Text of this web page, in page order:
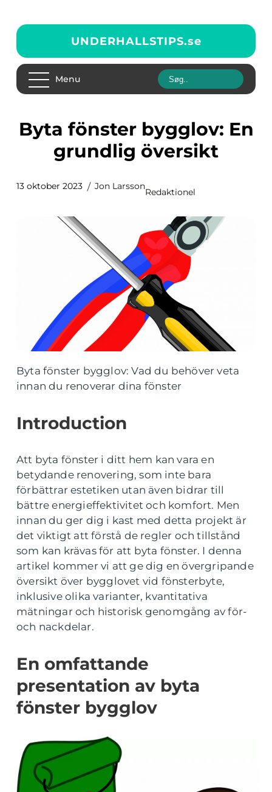
UNDERHALLSTIPS.se
Menu
Byta fönster bygglov: En
grundlig översikt
13 oktober 2023 Jon Larsson
Redaktionel
Byta fönster bygglov: Vad du behöver veta
innan du renoverar dina fönster
Introduction
Att byta fönster i ditt hem kan vara en
betydande renovering, som inte bara
förbättrar estetiken utan även bidrar till
bättre energieffektivitet och komfort. Men
innan du ger dig i kast med detta projekt är
det viktigt att förstå de regler och tillstånd
som kan krävas för att byta fönster. I denna
artikel kommer vi att ge dig en övergripande
översikt över bygglovet vid fönsterbyte,
inklusive olika varianter, kvantitativa
mätningar och historisk genomgång av för-
och nackdelar.
En omfattande
presentation av byta
fönster bygglov